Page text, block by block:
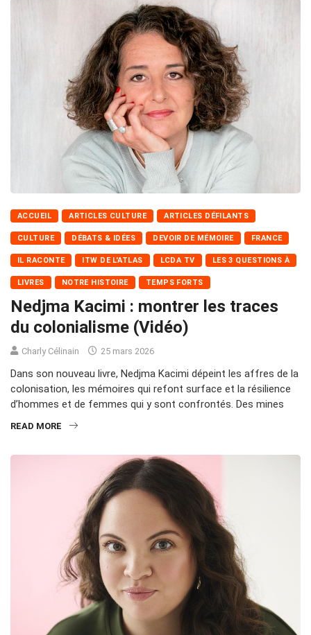
ACCUEIL ARTICLES CULTURE ARTICLES DÉFILANTS
CULTURE DÉBATS & IDÉES DEVOIR DE MÉMOIRE FRANCE
IL RACONTE ITW DE L'ATLAS LCDA TV LES 3 QUESTIONS À
LIVRES NOTRE HISTOIRE TEMPS FORTS
Nedjma Kacimi : montrer les traces
du colonialisme (Vidéo)
Charly Célinain 25 mars 2026
Dans son nouveau livre, Nedjma Kacimi dépeint les affres de la
colonisation, les mémoires qui refont surface et la résilience
d’hommes et de femmes qui y sont confrontés. Des mines
READ MORE